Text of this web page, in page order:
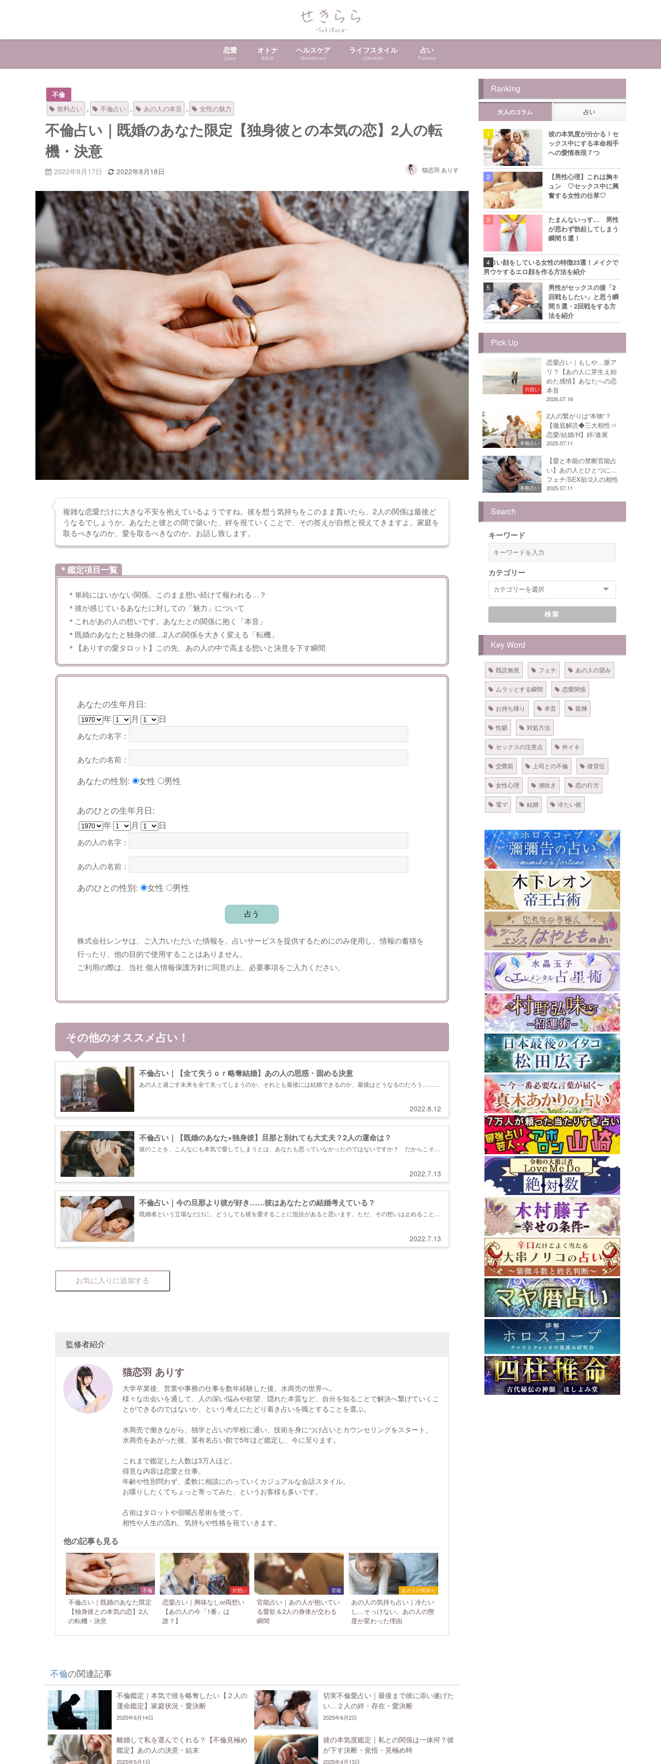
恋愛
Love
オトナ
Adult
ヘルスケア
Healthcare
ライフスタイル
Lifestyle
占い
Fortune
不倫
無料占い , 不倫占い , あの人の本音 , 女性の魅力
不倫占い｜既婚のあなた限定【独身彼との本気の恋】2人の転
機・決意
2022年8月17日 2022年8月18日 猫恋羽 ありす
複雑な恋愛だけに大きな不安を抱えているようですね。彼を想う気持ちをこのまま貫いたら、2人の関係は最後ど
うなるでしょうか。あなたと彼との間で築いた、絆を視ていくことで、その答えが自然と視えてきますよ。家庭を
取るべきなのか、愛を取るべきなのか。お話し致します。
＊鑑定項目一覧
＊単純にはいかない関係。このまま想い続けて報われる…？
＊彼が感じているあなたに対しての「魅力」について
＊これがあの人の想いです。あなたとの関係に抱く「本音」
＊既婚のあなたと独身の彼…2人の関係を大きく変える「転機」
＊【ありすの愛タロット】この先、あの人の中で高まる想いと決意を下す瞬間
あなたの生年月日:
年
月 日
あなたの名字：
あなたの名前：
あなたの性別: 女性 男性
あのひとの生年月日:
年
月 日
あの人の名字：
あの人の名前：
あのひとの性別: 女性 男性
株式会社レンサは、ご入力いただいた情報を、占いサービスを提供するためにのみ使用し、情報の蓄積を
行ったり、他の目的で使用することはありません。
ご利用の際は、当社 個人情報保護方針に同意の上、必要事項をご入力ください。
その他のオススメ占い！
不倫占い｜【全て失うｏｒ略奪結婚】あの人の思惑・固める決意
2022.8.12
あの人と過ごす未来を全て失ってしまうのか、それとも最後には結婚できるのか、最後はどうなるのだろう……と
不倫占い｜【既婚のあなた×独身彼】旦那と別れても大丈夫？2人の運命は？
2022.7.13
彼のことを、こんなにも本気で愛してしまうとは、あなたも思っていなかったのではないですか？ だからこそ、
不倫占い｜今の旦那より彼が好き……彼はあなたとの結婚考えている？
2022.7.13
既婚者という立場なだけに、どうしても彼を愛することに抵抗があると思います。ただ、その想いは止めることは
お気に入りに追加する
監修者紹介
猫恋羽 ありす
大学卒業後、営業や事務の仕事を数年経験した後、水商売の世界へ。
様々な出会いを通して、人の深い悩みや欲望、隠れた本質など、自分を知ることで解決へ繋げていくこ
とができるのではないか、という考えにたどり着き占いを職とすることを選ぶ。
水商売で働きながら、独学と占いの学校に通い、技術を身につけ占いとカウンセリングをスタート。
水商売をあがった後、某有名占い館で5年ほど鑑定し、今に至ります。
これまで鑑定した人数は3万人ほど。
得意な内容は恋愛と仕事。
年齢や性別問わず、柔軟に相談にのっていくカジュアルな会話スタイル。
お喋りしたくてちょっと寄ってみた、というお客様も多いです。
占術はタロットや宿曜占星術を使って、
相性や人生の流れ、気持ちや性格を視ていきます。
他の記事も見る
不倫
不倫占い｜既婚のあなた限定
【独身彼との本気の恋】2人
の転機・決意
片想い
恋愛占い｜興味なしor両想い
【あの人の今「1番」は
誰？】
官能
官能占い｜あの人が抱いてい
る愛欲＆2人の身体が交わる
瞬間
あの人の気持ち
あの人の気持ち占い｜冷たい
し…そっけない。あの人の態
度が変わった理由
不倫の関連記事
不倫鑑定｜本気で彼を略奪したい【２人の
運命鑑定】家庭状況・愛決断
2025年6月14日
切実不倫愛占い｜最後まで彼に添い遂げた
い…２人の絆・存在・愛決断
2025年6月2日
離婚して私を選んでくれる？【不倫見極め
鑑定】あの人の決意・結末
2025年5月1日
彼の本気度鑑定｜私との関係は一体何？彼
が下す決断・覚悟・見極め時
2025年4月13日
Ranking
大人のコラム 占い
彼の本気度が分かる！セ
ックス中にする本命相手
への愛情表現７つ
【男性心理】これは胸キ
ュン ♡セックス中に興
奮する女性の仕草♡
たまんないっす… 男性
が思わず勃起してしまう
瞬間５選！
エロい顔をしている女性の特徴23選！メイクで
男ウケするエロ顔を作る方法を紹介
男性がセックスの後「2
回戦もしたい」と思う瞬
間５選・2回戦をする方
法を紹介
Pick Up
片想い
恋愛占い｜もしや…脈ア
リ？【あの人に芽生え始
めた感情】あなたへの恋
本音
2026.07.16
本格占い
2人の繋がりは“本物”？
【徹底解読◆三大相性⇒
恋愛/結婚/H】絆/進展
2025.07.11
本格占い
【愛と本能の禁断官能占
い】あの人とひとつに…
フェチ/SEX欲/2人の相性
2025.07.11
Search
キーワード
カテゴリー
検索
Key Word
既読無視 フェチ あの人の望み
ムラッとする瞬間 恋愛関係
お持ち帰り 本音 龍輝
性癖 対処方法
セックスの注意点 外イキ
交際前 上司との不倫 後背位
女性心理 潮吹き 恋の行方
電マ 結婚 冷たい彼